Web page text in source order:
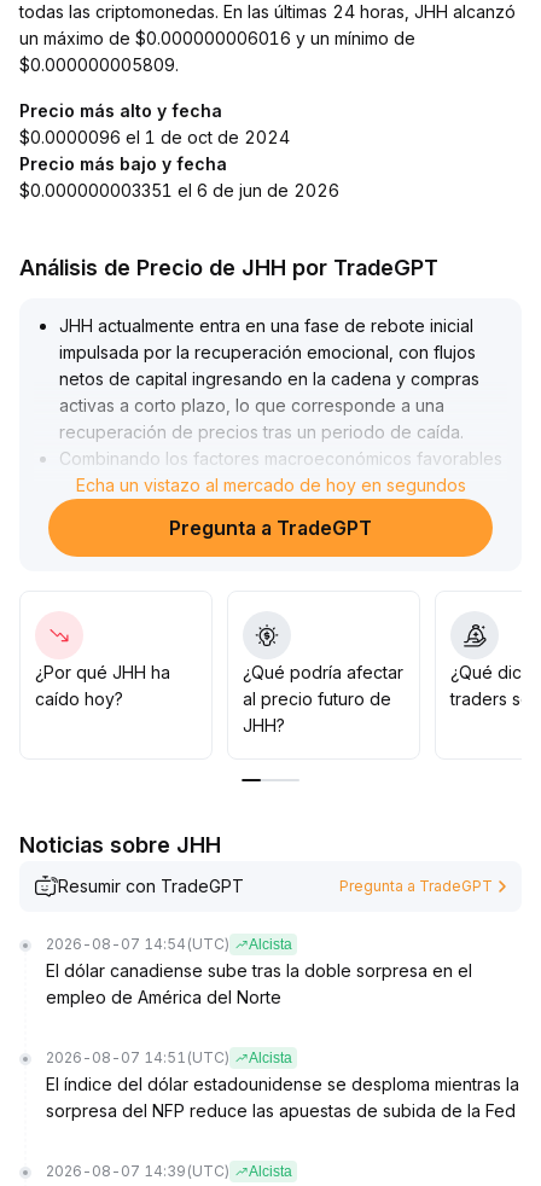
todas las criptomonedas. En las últimas 24 horas, JHH alcanzó
un máximo de $0.000000006016 y un mínimo de
$0.000000005809.
Precio más alto y fecha
$0.0000096 el 1 de oct de 2024
Precio más bajo y fecha
$0.000000003351 el 6 de jun de 2026
Análisis de Precio de JHH por TradeGPT
JHH actualmente entra en una fase de rebote inicial
impulsada por la recuperación emocional, con flujos
netos de capital ingresando en la cadena y compras
activas a corto plazo, lo que corresponde a una
recuperación de precios tras un periodo de caída.
Combinando los factores macroeconómicos favorables
y la expectativa de un mercado alcista en la industria, la
reparación del valor a mediano y largo plazo de JHH
tiene una base sólida; sin embargo, aún existen riesgos
volumen de operaciones y las señales de cruce alcista
de medias móviles de corto plazo
Como estrategia, se sugiere hacer entradas
escalonadas en puntos clave de soporte (como el
retroceso a la línea de media móvil de 20 días en 830);
estricta gestión de stop loss para evitar riesgos
Echa un vistazo al mercado de hoy en segundos
Pregunta a TradeGPT
¿Por qué JHH ha
caído hoy?
¿Qué podría afectar
al precio futuro de
JHH?
¿Qué
traders
Noticias sobre JHH
Resumir con TradeGPT Pregunta a TradeGPT
2026-08-07 14:54 (UTC) Alcista
El dólar canadiense sube tras la doble sorpresa en el
empleo de América del Norte
2026-08-07 14:51 (UTC) Alcista
El índice del dólar estadounidense se desploma mientras la
sorpresa del NFP reduce las apuestas de subida de la Fed
2026-08-07 14:39 (UTC) Alcista